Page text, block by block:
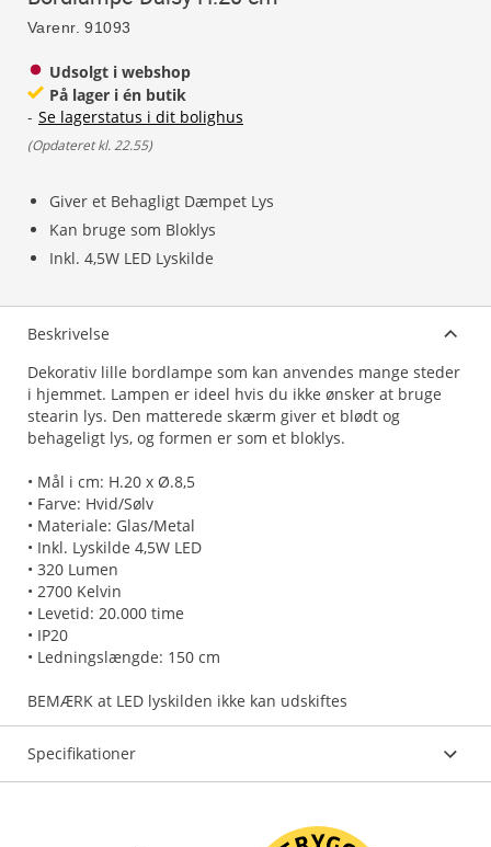
Varenr. 91093
Giver et Behagligt Dæmpet Lys
Kan bruge som Bloklys
Inkl. 4,5W LED Lyskilde
Udsolgt i webshop
På lager i én butik
- Se lagerstatus i dit bolighus
(Opdateret kl. 22.55)
Beskrivelse
Dekorativ lille bordlampe som kan anvendes mange steder
i hjemmet. Lampen er ideel hvis du ikke ønsker at bruge
stearin lys. Den matterede skærm giver et blødt og
behageligt lys, og formen er som et bloklys.
• Mål i cm: H.20 x Ø.8,5
• Farve: Hvid/Sølv
• Materiale: Glas/Metal
• Inkl. Lyskilde 4,5W LED
• 320 Lumen
• 2700 Kelvin
• Levetid: 20.000 time
• IP20
• Ledningslængde: 150 cm
BEMÆRK at LED lyskilden ikke kan udskiftes
Specifikationer